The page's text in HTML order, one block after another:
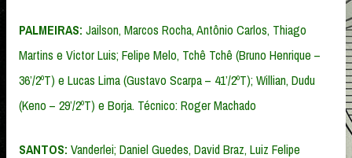
PALMEIRAS: Jailson, Marcos Rocha, Antônio Carlos, Thiago
Martins e Victor Luis; Felipe Melo, Tchê Tchê (Bruno Henrique –
36’/2ºT) e Lucas Lima (Gustavo Scarpa – 41’/2ºT); Willian, Dudu
(Keno – 29’/2ºT) e Borja. Técnico: Roger Machado
SANTOS: Vanderlei; Daniel Guedes, David Braz, Luiz Felipe